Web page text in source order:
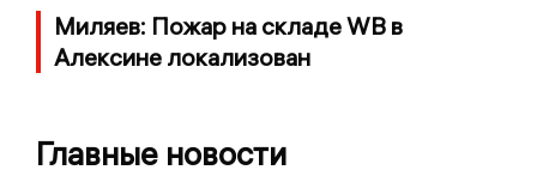
Миляев: Пожар на складе WB в
Алексине локализован
Главные новости